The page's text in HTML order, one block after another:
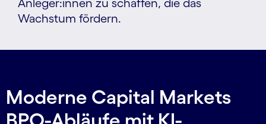
Anleger:innen zu schaffen, die das
Wachstum fördern.
Moderne Capital Markets